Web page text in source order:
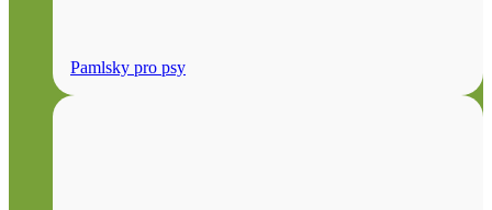
Pamlsky pro psy